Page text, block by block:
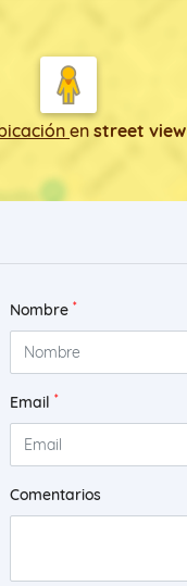
en street view
Nombre *
Email *
Comentarios